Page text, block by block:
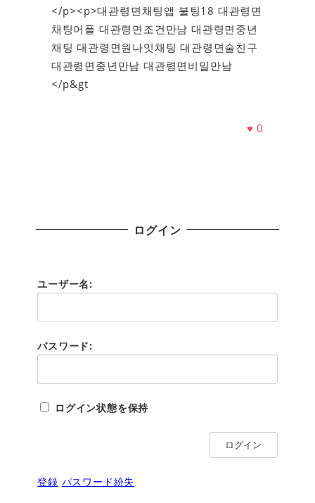
</p><p>대관령면채팅앱 불팅18 대관령면
채팅어플 대관령면조건만남 대관령면중년
채팅 대관령면원나잇채팅 대관령면술친구
대관령면중년만남 대관령면비밀만남
</p&gt
♥0
ログイン
ユーザー名:
パスワード:
ログイン状態を保持
ログイン
登録 パスワード紛失